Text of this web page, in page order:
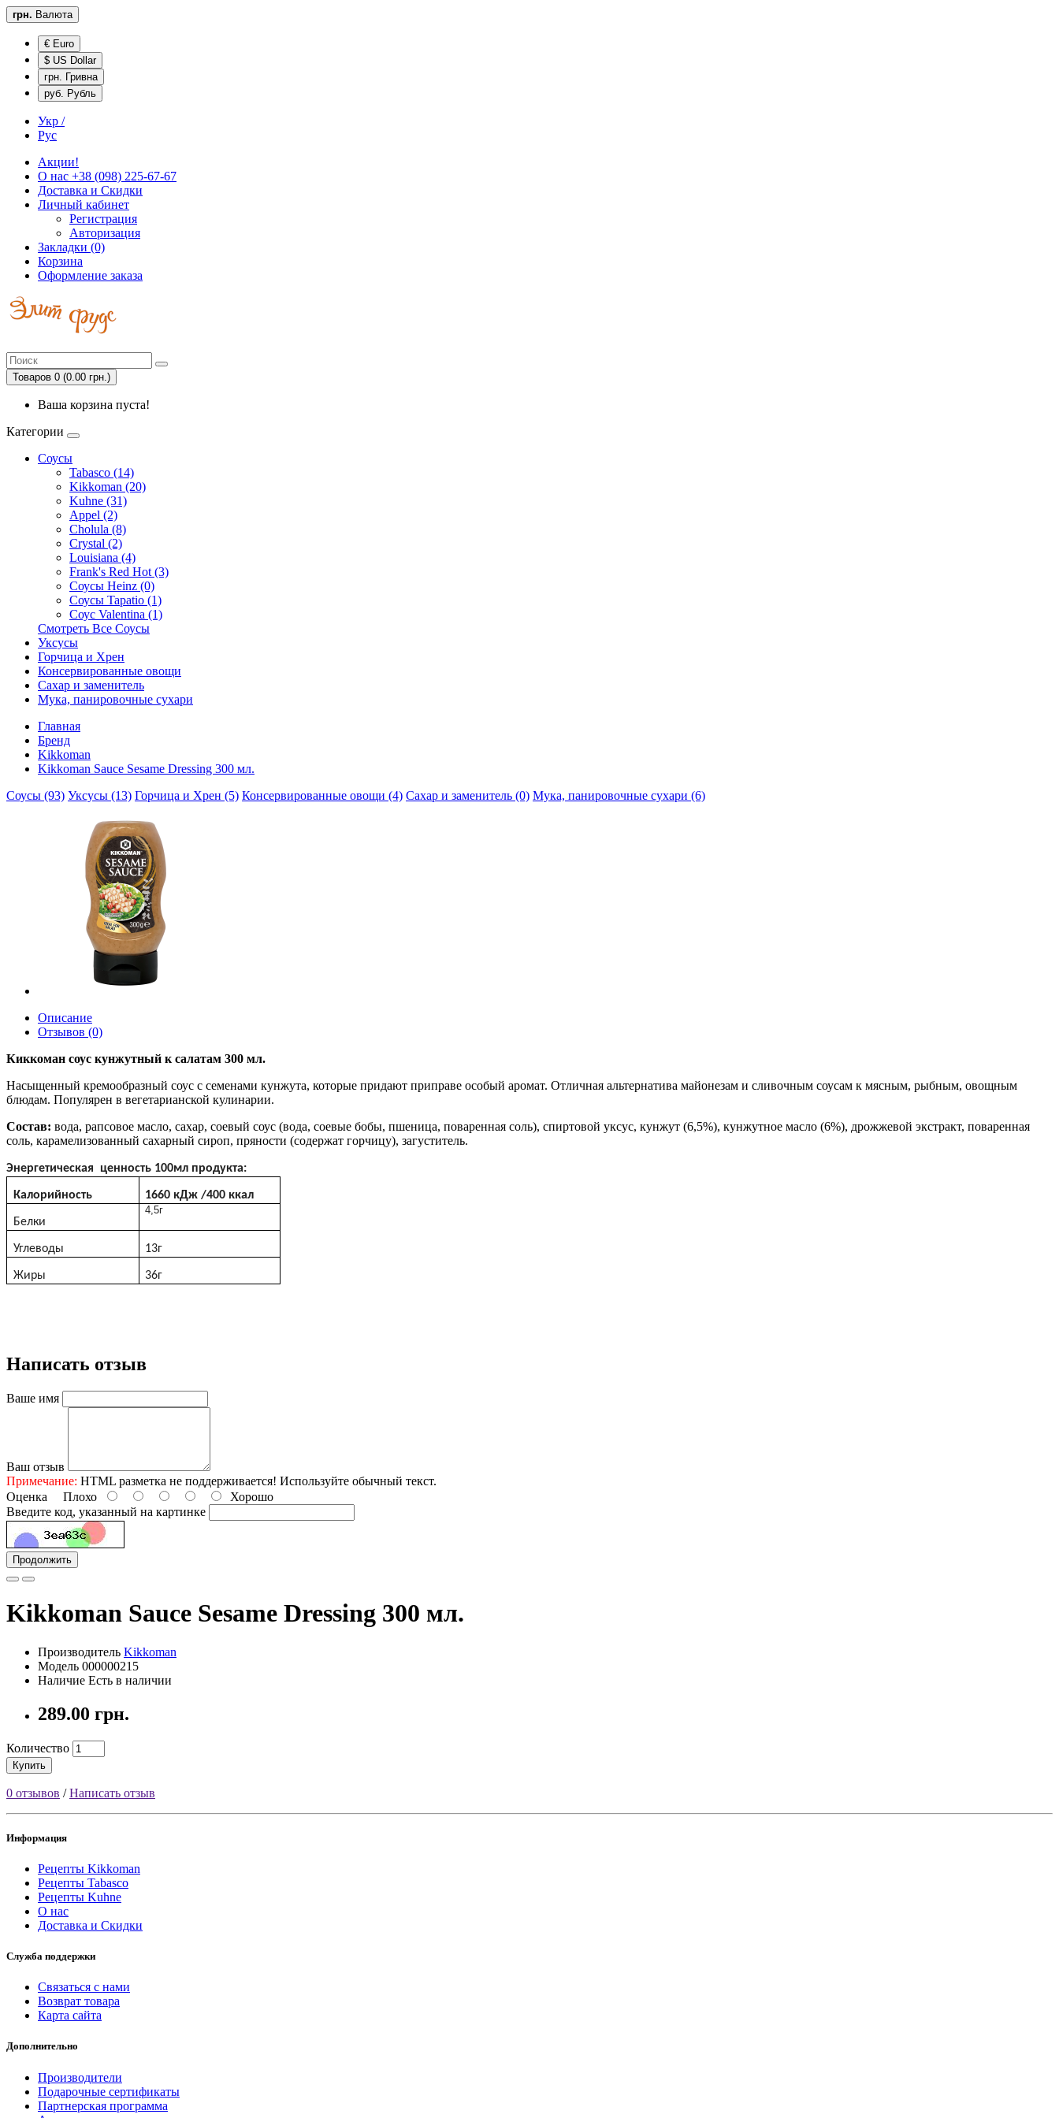
грн. Валюта
€ Euro
$ US Dollar
грн. Гривна
руб. Рубль
Укр /
Рус
Акции!
О нас +38 (098) 225-67-67
Доставка и Скидки
Личный кабинет
Регистрация
Авторизация
Закладки (0)
Корзина
Оформление заказа
Товаров 0 (0.00 грн.)
Ваша корзина пуста!
Категории
Соусы
Tabasco (14)
Kikkoman (20)
Kuhne (31)
Appel (2)
Cholula (8)
Crystal (2)
Louisiana (4)
Frank's Red Hot (3)
Соусы Heinz (0)
Соусы Tapatio (1)
Соус Valentina (1)
Смотреть Все Соусы
Уксусы
Горчица и Хрен
Консервированные овощи
Сахар и заменитель
Мука, панировочные сухари
Главная
Бренд
Kikkoman
Kikkoman Sauce Sesame Dressing 300 мл.
Соусы (93) Уксусы (13) Горчица и Хрен (5) Консервированные овощи (4) Сахар и заменитель (0) Мука, панировочные сухари (6)
Описание
Отзывов (0)
Киккоман соус кунжутный к салатам 300 мл.
Насыщенный кремообразный соус с семенами кунжута, которые придают приправе особый аромат. Отличная альтернатива майонезам и сливочным соусам к мясным, рыбным, овощным
блюдам. Популярен в вегетарианской кулинарии.
Состав: вода, рапсовое масло, сахар, соевый соус (вода, соевые бобы, пшеница, поваренная соль), спиртовой уксус, кунжут (6,5%), кунжутное масло (6%), дрожжевой экстракт, поваренная
соль, карамелизованный сахарный сироп, пряности (содержат горчицу), загуститель.
Энергетическая ценность 100мл продукта:
Калорийность 1660 кДж /400 ккал
Белки
4,5г
Углеводы 13г
Жиры 36г
Написать отзыв
Ваше имя
Ваш отзыв
Примечание: HTML разметка не поддерживается! Используйте обычный текст.
Оценка Плохо
Хорошо
Введите код, указанный на картинке
Продолжить
Kikkoman Sauce Sesame Dressing 300 мл.
Производитель Kikkoman
Модель 000000215
Наличие Есть в наличии
289.00 грн.
Количество
Купить
0 отзывов /Написать отзыв
Информация
Рецепты Kikkoman
Рецепты Tabasco
Рецепты Kuhne
О нас
Доставка и Скидки
Служба поддержки
Связаться с нами
Возврат товара
Карта сайта
Дополнительно
Производители
Подарочные сертификаты
Партнерская программа